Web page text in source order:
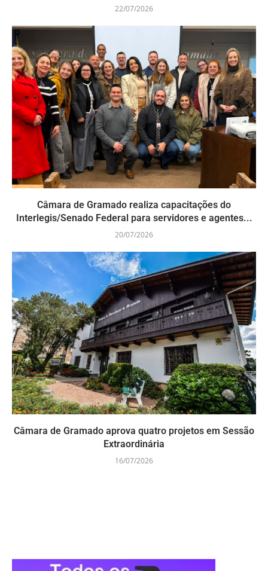
22/07/2026
Câmara de Gramado realiza capacitações do
Interlegis/Senado Federal para servidores e agentes...
20/07/2026
Câmara de Gramado aprova quatro projetos em Sessão
Extraordinária
16/07/2026